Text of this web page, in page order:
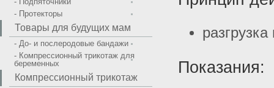
Показания:
- Протекторы
Товары для будущих мам
- До- и послеродовые бандажи
- Компрессионный трикотаж для
беременных
Компрессионный трикотаж